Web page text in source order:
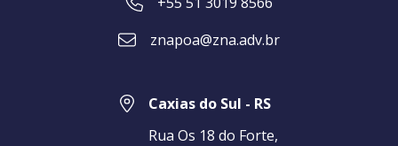
znapoa@zna.adv.br
Caxias do Sul - RS
Rua Os 18 do Forte,